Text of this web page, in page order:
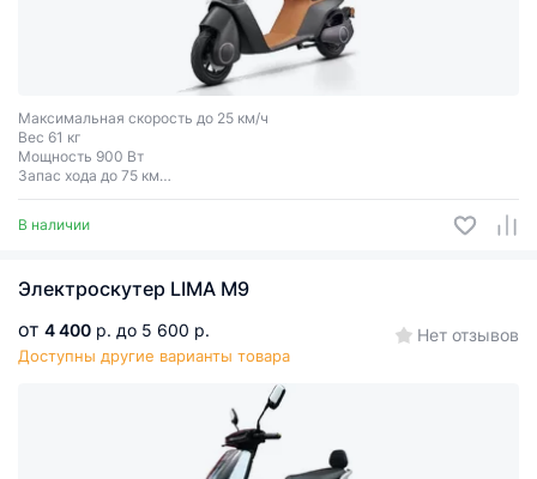
Максимальная скорость до 25 км/ч
Вес 61 кг
Мощность 900 Вт
Запас хода до 75 км
Грузоподъёмность до 150 кг
В наличии
Электроскутер LIMA M9
от 4 400 р. до 5 600 р.
Доступны другие варианты товара
Нет отзывов